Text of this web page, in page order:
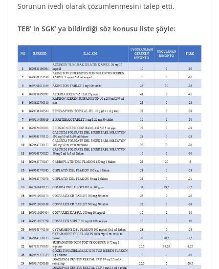
Sorunun ivedi olarak çözümlenmesini talep etti.
TEB’ in SGK’ ya bildirdiği söz konusu liste şöyle: